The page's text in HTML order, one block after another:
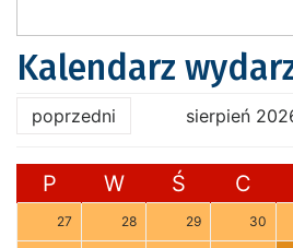
Kalendarz
poprzedni sierpień
P W Ś C
27 28 29 30